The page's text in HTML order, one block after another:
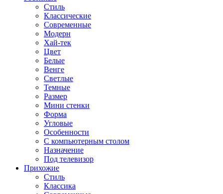
Стиль
Классические
Современные
Модерн
Хай-тек
Цвет
Белые
Венге
Светлые
Темные
Размер
Мини стенки
Форма
Угловые
Особенности
С компьютерным столом
Назначение
Под телевизор
Прихожие
Стиль
Классика